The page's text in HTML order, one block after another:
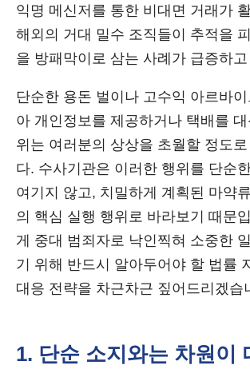
익명 메신저를 통한 비대면 거래가
해외의 거대 밀수 조직들이 추적을
을 방패막이로 삼는 사례가 급증하
단순한 용돈 벌이나 고수익 아르바
아 개인정보를 제공하거나 택배를
위는 여러분의 상상을 초월할 정도로
다. 수사기관은 이러한 행위를 단순
여기지 않고, 치밀하게 계획된 마약
의 핵심 실행 행위로 바라보기 때문
게 중대 범죄자로 낙인찍혀 소중한
기 위해 반드시 알아두어야 할 법률
대응 전략을 차근차근 짚어드리겠습
1. 단순 소지와는 차원이